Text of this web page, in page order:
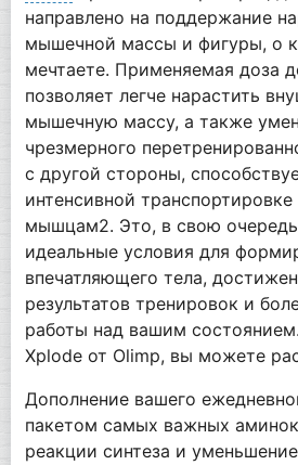
направлено на поддержание
мышечной массы и фигуры, о
мечтаете. Применяемая доза
позволяет легче нарастить
мышечную массу, а также
чрезмерного
с другой стороны,
интенсивной
мышцам2. Это, в свою
идеальные условия для
впечатляющего тела,
результатов тренировок и
работы над вашим
Xplode от Olimp, вы можете
Дополнение вашего
пакетом самых важных
реакции синтеза и